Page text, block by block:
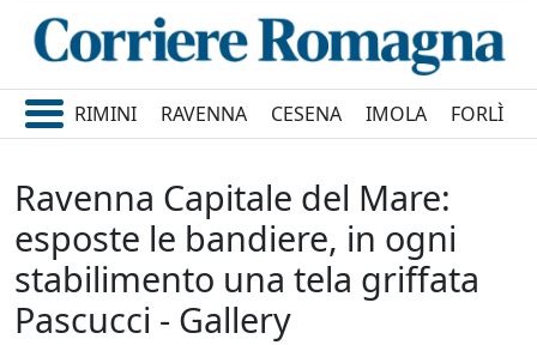
RIMINI RAVENNA CESENA IMOLA FORLÌ
Ravenna Capitale del Mare:
esposte le bandiere, in ogni
stabilimento una tela griffata
Pascucci - Gallery